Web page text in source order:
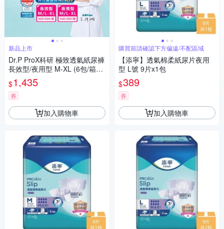
新品上市
Dr.P ProX科研 極致透氣紙尿褲
長效型/夜用型 M-XL (6包/箱購,
黏貼型,成人紙尿褲)
$1,435
券
加入購物車
購買前請確認下方偏遠/不配區域
【添寧】透氣棉柔紙尿片夜用
型 L號 9片x1包
$389
券
加入購物車